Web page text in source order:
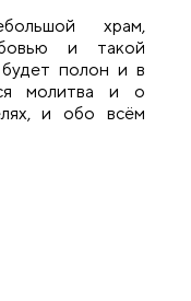
храм,
и такой
будет полон и в
молитва и о
и обо всём